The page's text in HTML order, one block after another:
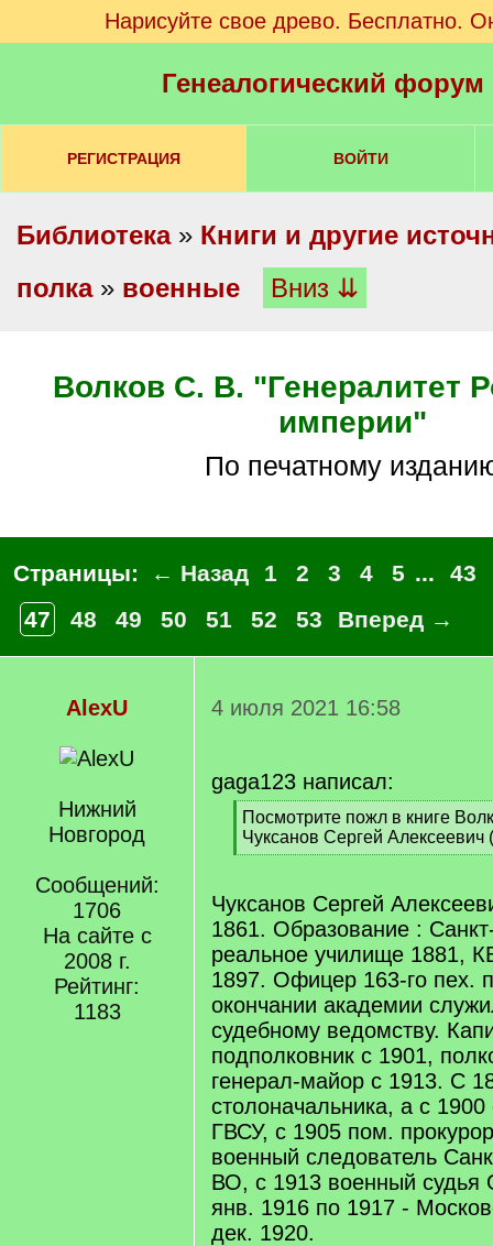
Нарисуйте свое древо. Бесплатно.
Генеалогический
РЕГИСТРАЦИЯ ВОЙТИ
Библиотека» Книги и другие
полка» военные Вниз ⇊
Волков С. В. "Генералитет
империи"
По печатному
Страницы: ← Назад 1 2 3 4 5 ...
43
47
48 49 50 51 52 53 Вперед →
AlexU
Нижний
Новгород
Сообщений:
1706
На сайте с
2008 г.
Рейтинг:
1183
4 июля 2021 16:58
gaga123 написал:
[
q
]
Посмотрите пожл в книге
Чуксанов Сергей Алексеевич
[
q
]
Чуксанов Сергей
1861. Образование :
реальное училище 1881,
1897. Офицер 163-го пех.
окончании академии
судебному ведомству.
подполковник с 1901,
генерал-майор с 1913. С
столоначальника, а с 1900
ГВСУ, с 1905 пом.
военный следователь
ВО, с 1913 военный судья
янв. 1916 по 1917 -
дек. 1920.